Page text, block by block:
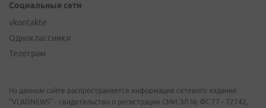
Социальные сети
vkontakte
Одноклассники
Телеграм
На данном сайте распространяется информация сетевого издания
"VLADNEWS" - свидетельство о регистрации СМИ ЭЛ № ФС 77 - 72742,